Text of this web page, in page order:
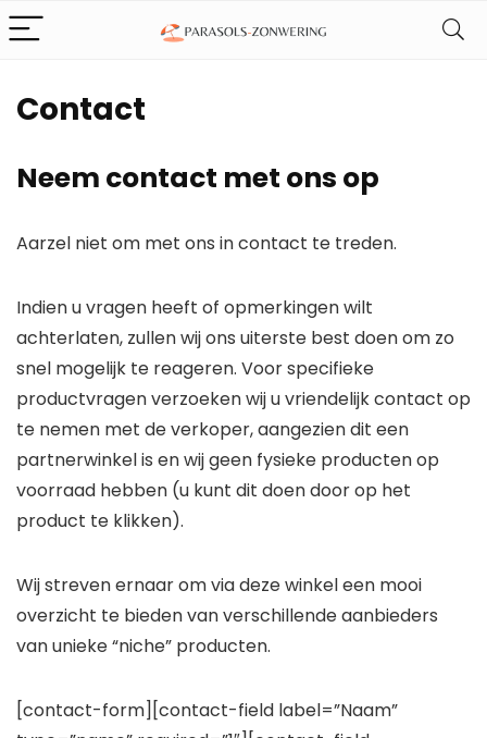
Contact
Neem contact met ons op
Aarzel niet om met ons in contact te treden.
Indien u vragen heeft of opmerkingen wilt
achterlaten, zullen wij ons uiterste best doen om zo
snel mogelijk te reageren. Voor specifieke
productvragen verzoeken wij u vriendelijk contact op
te nemen met de verkoper, aangezien dit een
partnerwinkel is en wij geen fysieke producten op
voorraad hebben (u kunt dit doen door op het
product te klikken).
Wij streven ernaar om via deze winkel een mooi
overzicht te bieden van verschillende aanbieders
van unieke “niche” producten.
[contact-form][contact-field label=”Naam”